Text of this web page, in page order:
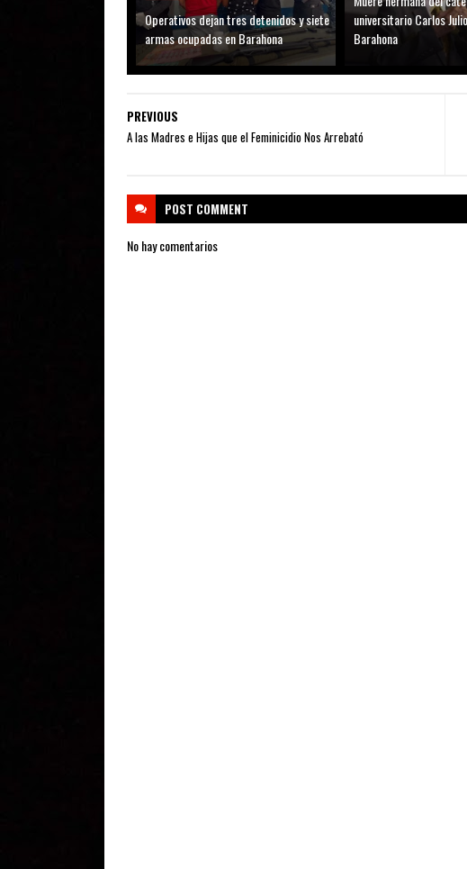
Operativos dejan tres detenidos y siete
armas ocupadas en Barahona
universitario Carlos
Barahona
PREVIOUS
A las Madres e Hijas que el Feminicidio Nos Arrebató
POST COMMENT
No hay comentarios